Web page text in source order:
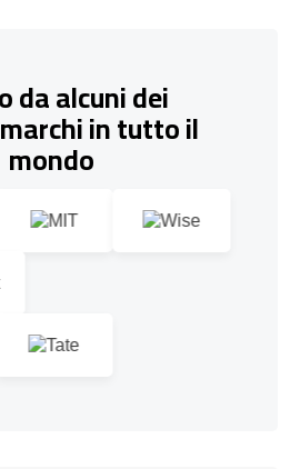
da alcuni dei
in tutto il
mondo